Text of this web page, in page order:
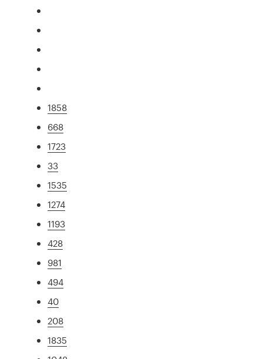
1858
668
1723
33
1535
1274
1193
428
981
494
40
208
1835